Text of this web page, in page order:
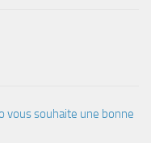
vous souhaite une bonne